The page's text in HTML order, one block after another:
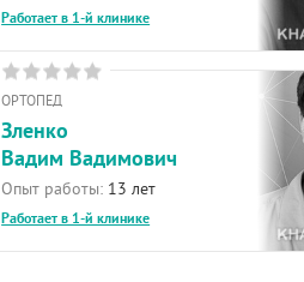
Работает в 1-й клинике
ОРТОПЕД
Зленко
Вадим Вадимович
Опыт работы: 13 лет
Работает в 1-й клинике